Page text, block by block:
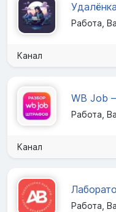
Работа,
Канал
WB Job
Работа,
Канал
Работа,